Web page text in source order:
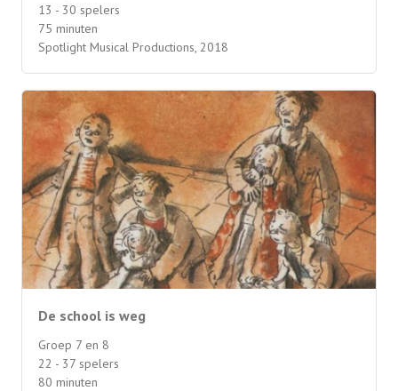
13 - 30 spelers
75 minuten
Spotlight Musical Productions, 2018
De school is weg
Groep 7 en 8
22 - 37 spelers
80 minuten